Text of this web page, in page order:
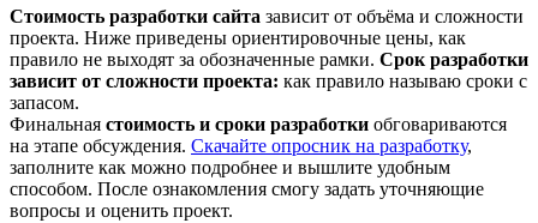
Стоимость разработки сайта зависит от объёма и сложности
проекта. Ниже приведены ориентировочные цены, как
правило не выходят за обозначенные рамки. Срок разработки
зависит от сложности проекта: как правило называю сроки с
запасом.
Финальная стоимость и сроки разработки обговариваются
на этапе обсуждения. Скачайте опросник на разработку,
заполните как можно подробнее и вышлите удобным
способом. После ознакомления смогу задать уточняющие
вопросы и оценить проект.